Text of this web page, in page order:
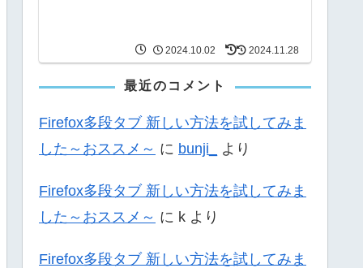
2024.10.02 2024.11.28
最近のコメント
Firefox多段タブ 新しい方法を試してみま
した～おススメ～ に bunji_ より
Firefox多段タブ 新しい方法を試してみま
した～おススメ～ に k より
Firefox多段タブ 新しい方法を試してみま